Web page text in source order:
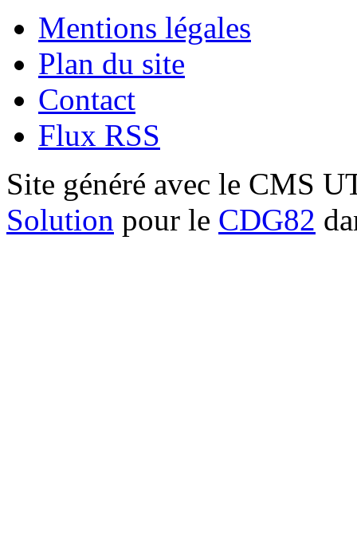
Mentions légales
Plan du site
Contact
Flux RSS
Site généré avec le CMS
Solution pour le CDG82